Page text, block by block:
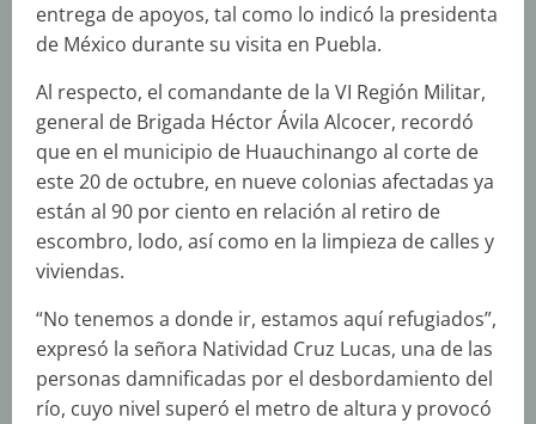
entrega de apoyos, tal como lo indicó la presidenta
de México durante su visita en Puebla.
Al respecto, el comandante de la VI Región Militar,
general de Brigada Héctor Ávila Alcocer, recordó
que en el municipio de Huauchinango al corte de
este 20 de octubre, en nueve colonias afectadas ya
están al 90 por ciento en relación al retiro de
escombro, lodo, así como en la limpieza de calles y
viviendas.
“No tenemos a donde ir, estamos aquí refugiados”,
expresó la señora Natividad Cruz Lucas, una de las
personas damnificadas por el desbordamiento del
río, cuyo nivel superó el metro de altura y provocó